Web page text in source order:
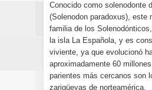
Conocido como solenodonte
(Solenodon paradoxus), este
familia de los
la isla La Española, y es
viviente, ya que evolucionó
aproximadamente 60
parientes más cercanos son
zarigüeyas de norteamérica.